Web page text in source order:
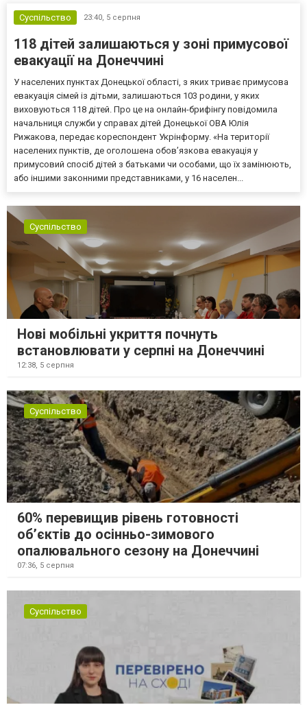
Суспільство 23:40, 5 серпня
118 дітей залишаються у зоні примусової
евакуації на Донеччині
У населених пунктах Донецької області, з яких триває примусова
евакуація сімей із дітьми, залишаються 103 родини, у яких
виховуються 118 дітей. Про це на онлайн-брифінгу повідомила
начальниця служби у справах дітей Донецької ОВА Юлія
Рижакова, передає кореспондент Укрінформу. «На території
населених пунктів, де оголошена обов’язкова евакуація у
примусовий спосіб дітей з батьками чи особами, що їх замінюють,
або іншими законними представниками, у 16 населен...
Суспільство
Нові мобільні укриття почнуть
встановлювати у серпні на Донеччині
12:38, 5 серпня
Суспільство
60% перевищив рівень готовності
об’єктів до осінньо-зимового
опалювального сезону на Донеччині
07:36, 5 серпня
Суспільство